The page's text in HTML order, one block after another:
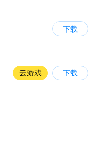
下载
云游戏 下载